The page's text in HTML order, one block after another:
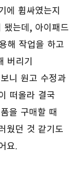
에 휩싸였는지
됐는데, 아이패드
해 작업을 하고
버리기
니 원고 수정과
떠올라 결국
을 구매할 때
웠던 것 같기도
요.